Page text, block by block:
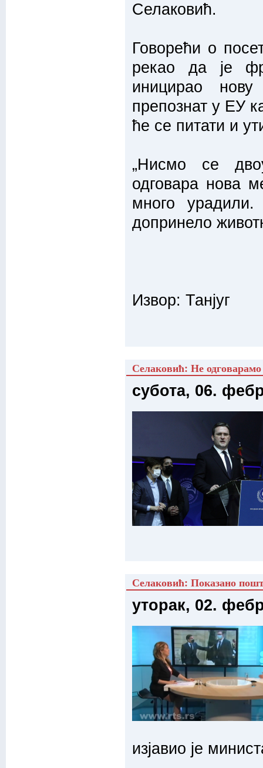
Селаковић.
Говорећи о
рекао да је
иницирао
препознат у ЕУ
ће се питати и
„Нисмо се
одговара нова
много
допринело
Извор: Танјуг
Селаковић: Не
субота, 06.
Селаковић: Показано
уторак, 02.
изјавио је